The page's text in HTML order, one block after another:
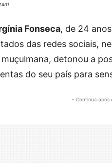
Fonseca, de 24
das redes sociais,
detonou a
do seu país para
- Continua após